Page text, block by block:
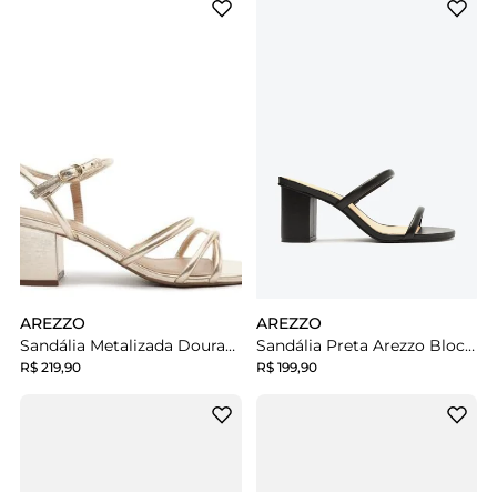
AREZZO
Sandália Metalizada Dourada Salto Bloco
R$ 219,90
AREZZO
Sandália Preta Arezzo Bloco Duas Tiras Aberta
R$ 199,90